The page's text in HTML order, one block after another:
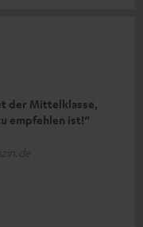
der Mittelklasse,
empfehlen ist!“